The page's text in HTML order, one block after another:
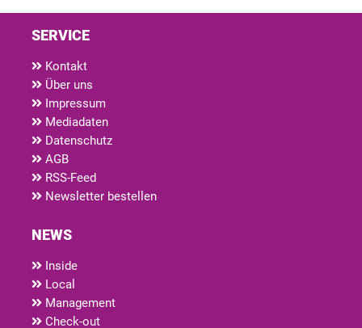
SERVICE
Kontakt
Über uns
Impressum
Mediadaten
Datenschutz
AGB
RSS-Feed
Newsletter bestellen
NEWS
Inside
Local
Management
Check-out